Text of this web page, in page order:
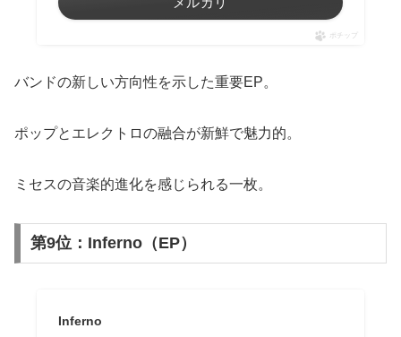
ポチップ
バンドの新しい方向性を示した重要EP。
ポップとエレクトロの融合が新鮮で魅力的。
ミセスの音楽的進化を感じられる一枚。
第9位：Inferno（EP）
Inferno